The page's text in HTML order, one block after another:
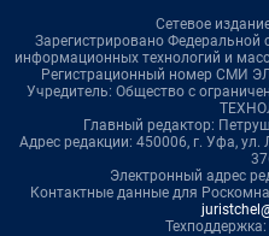
Сетевое
Зарегистрировано Федеральной
информационных технологий и
Регистрационный номер СМИ
Учредитель: Общество с
Главный редактор:
Адрес редакции: 450006, г. Уфа, ул.
Электронный адрес
Контактные данные для
Техподдержка: